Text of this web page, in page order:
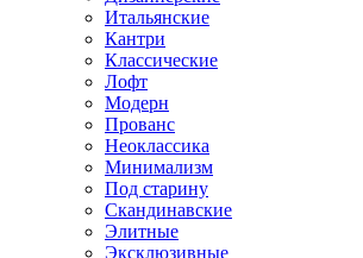
Итальянские
Кантри
Классические
Лофт
Модерн
Прованс
Неоклассика
Минимализм
Под старину
Скандинавские
Элитные
Эксклюзивные